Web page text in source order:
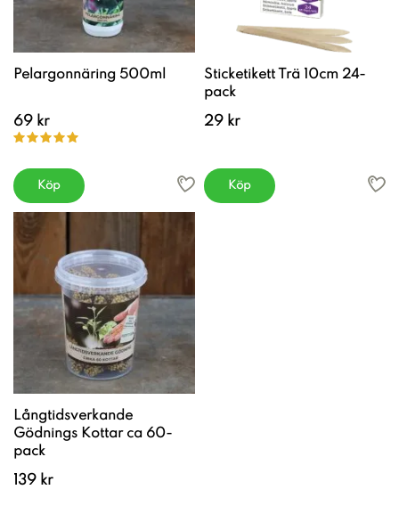
Pelargonnäring 500ml
69 kr
Köp
Sticketikett Trä 10cm 24-
pack
29 kr
Köp
Långtidsverkande
Gödnings Kottar ca 60-
pack
139 kr